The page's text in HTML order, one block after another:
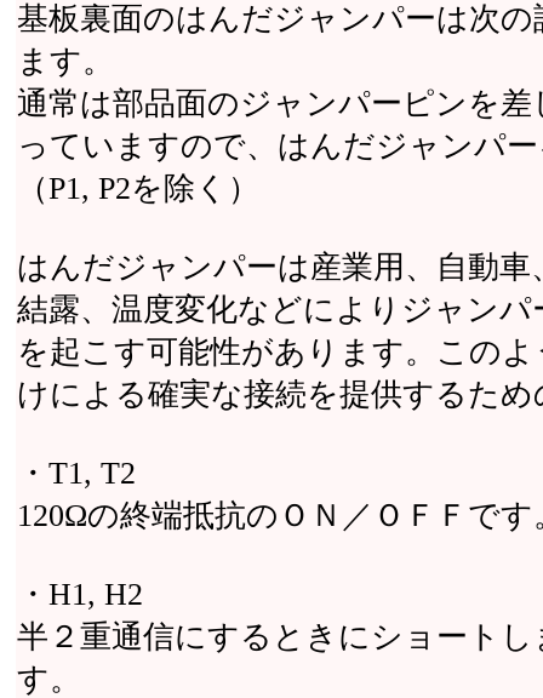
基板裏面のはんだジャンパーは次
ます。
通常は部品面のジャンパーピンを
っていますので、はんだジャンパ
（P1, P2を除く）
はんだジャンパーは産業用、自動
結露、温度変化などによりジャン
を起こす可能性があります。この
けによる確実な接続を提供するた
・T1, T2
120Ωの終端抵抗のＯＮ／ＯＦＦです
・H1, H2
半２重通信にするときにショートし
す。